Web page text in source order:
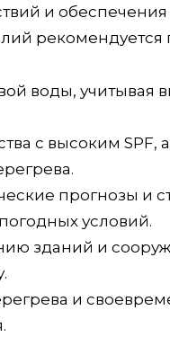
и обеспечения
воды, учитывая
с высоким SPF,
прогнозы и
условий.
зданий и
и